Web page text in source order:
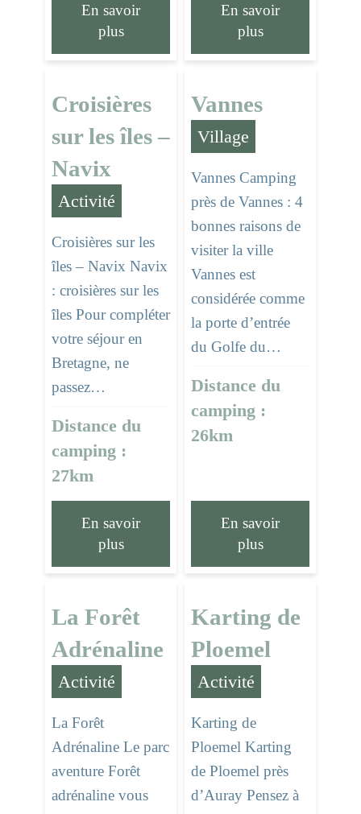
En savoir
plus
En savoir
plus
Croisières
sur les îles –
Navix
Activité
Croisières sur les
îles – Navix Navix
: croisières sur les
îles Pour compléter
votre séjour en
Bretagne, ne
passez…
Distance du
camping :
27km
En savoir
plus
Vannes
Village
Vannes Camping
près de Vannes : 4
bonnes raisons de
visiter la ville
Vannes est
considérée comme
la porte d’entrée
du Golfe du…
Distance du
camping :
26km
En savoir
plus
La Forêt
Adrénaline
Activité
La Forêt
Adrénaline Le parc
aventure Forêt
adrénaline vous
Karting de
Ploemel
Activité
Karting de
Ploemel Karting
de Ploemel près
d’Auray Pensez à